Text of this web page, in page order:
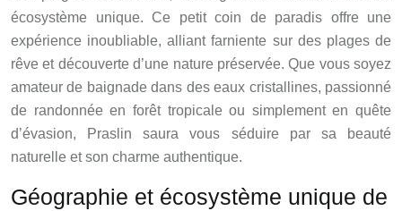
écosystème unique. Ce petit coin de paradis offre une
expérience inoubliable, alliant farniente sur des plages de
rêve et découverte d’une nature préservée. Que vous soyez
amateur de baignade dans des eaux cristallines, passionné
de randonnée en forêt tropicale ou simplement en quête
d’évasion, Praslin saura vous séduire par sa beauté
naturelle et son charme authentique.
Géographie et écosystème unique de